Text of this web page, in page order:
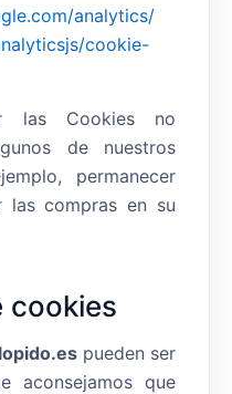
analytics/
cookie-
las Cookies no
de nuestros
permanecer
las compras en su
cookies
pueden ser
aconsejamos que